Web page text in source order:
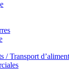
/ Transport